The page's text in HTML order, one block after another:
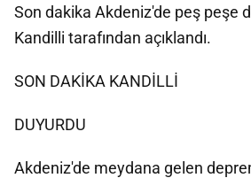
Son dakika Akdeniz'de peş peşe
Kandilli tarafından açıklandı.
SON DAKİKA KANDİLLİ
DUYURDU
Akdeniz'de meydana gelen